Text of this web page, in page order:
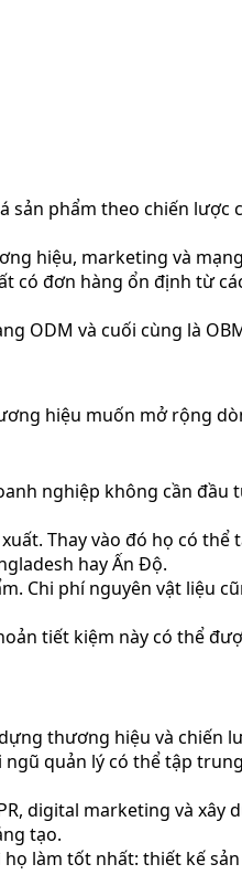
phẩm theo chiến lược
hiệu, marketing và
có đơn hàng ổn định từ
ODM và cuối cùng là
hiệu muốn mở rộng
nghiệp không cần đầu
Thay vào đó họ có thể
hay Ấn Độ.
Chi phí nguyên vật liệu
tiết kiệm này có thể
thương hiệu và chiến
quản lý có thể tập
digital marketing và xây
tạo.
làm tốt nhất: thiết kế